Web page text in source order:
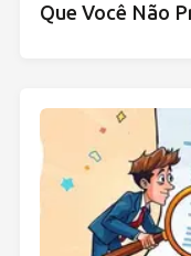
Que Você Não